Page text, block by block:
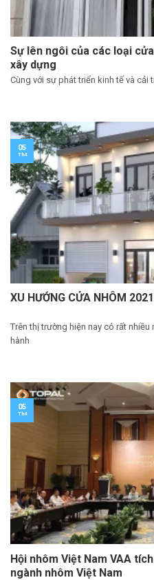
Sự lên ngôi của các loại
xây dựng
Cùng với sự phát triển kinh tế và cải
XU HƯỚNG CỬA NHÔM 2021
Trên thị trường hiện nay có rất nhiều
hành
05
Th4
Hội nhôm Việt Nam VAA
ngành nhôm Việt Nam
05
Th4